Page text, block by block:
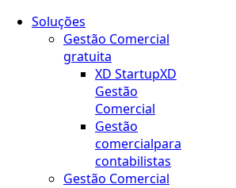
Soluções
Gestão Comercial
gratuita
XD StartupXD
Gestão
Comercial
Gestão
comercialpara
contabilistas
Gestão Comercial